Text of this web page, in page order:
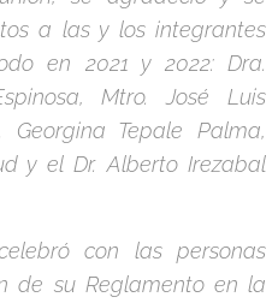
a las y los integrantes
en 2021 y 2022: Dra.
Mtro. José Luis
Georgina Tepale Palma,
y el Dr. Alberto Irezabal
con las personas
de su Reglamento en la